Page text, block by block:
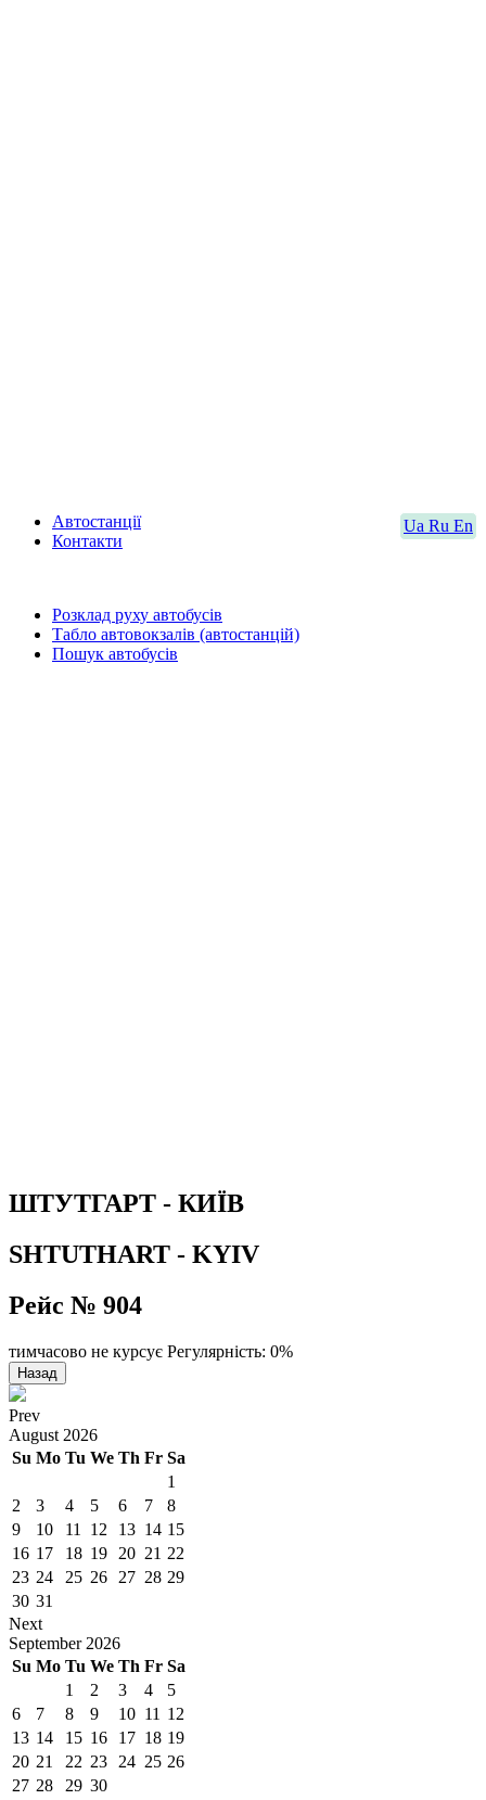
Ua Ru En
Автостанції
Контакти
Розклад руху автобусів
Табло автовокзалів (автостанцій)
Пошук автобусів
ШТУТГАРТ - КИЇВ
SHTUTHART - KYIV
Рейс № 904
тимчасово не курсує Регулярність: 0%
Назад
Prev
August 2026
Su Mo Tu We Th Fr Sa
1
2
3 4 5 6 7
8
9
10 11 12 13 14 15
16 17 18 19 20 21 22
23 24 25 26 27 28 29
30 31
Next
September 2026
Su Mo Tu We Th Fr Sa
1
2 3 4
5
6
7 8 9 10 11 12
13 14 15 16 17 18 19
20 21 22 23 24 25 26
27 28 29 30